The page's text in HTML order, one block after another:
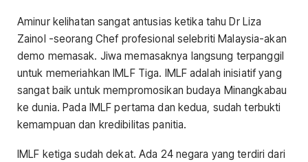
Aminur kelihatan sangat antusias ketika tahu Dr Liza
Zainol -seorang Chef profesional selebriti Malaysia-akan
demo memasak. Jiwa memasaknya langsung terpanggil
untuk memeriahkan IMLF Tiga. IMLF adalah inisiatif yang
sangat baik untuk mempromosikan budaya Minangkabau
ke dunia. Pada IMLF pertama dan kedua, sudah terbukti
kemampuan dan kredibilitas panitia.
IMLF ketiga sudah dekat. Ada 24 negara yang terdiri dari